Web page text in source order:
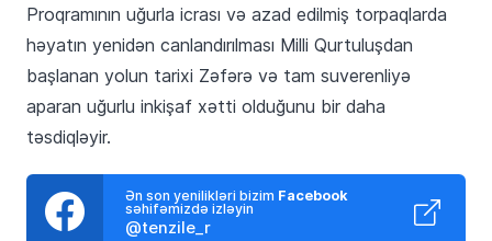
Proqramının uğurla icrası və azad edilmiş torpaqlarda
həyatın yenidən canlandırılması Milli Qurtuluşdan
başlanan yolun tarixi Zəfərə və tam suverenliyə
aparan uğurlu inkişaf xətti olduğunu bir daha
təsdiqləyir.
Ən son yenilikləri bizim Facebook
səhifəmizdə izləyin
@tenzile_r